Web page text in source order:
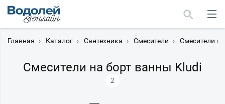
Главная › Каталог › Сантехника › Смесители › Смесители
Смесители на борт ванны Kludi
2